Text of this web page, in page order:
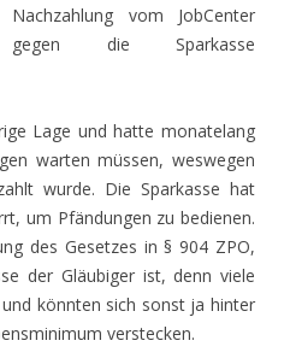
Nachzahlung vom JobCenter
gegen die Sparkasse
Lage und hatte monatelang
warten müssen, weswegen
wurde. Die Sparkasse hat
um Pfändungen zu bedienen.
des Gesetzes in § 904 ZPO,
der Gläubiger ist, denn viele
könnten sich sonst ja hinter
verstecken.